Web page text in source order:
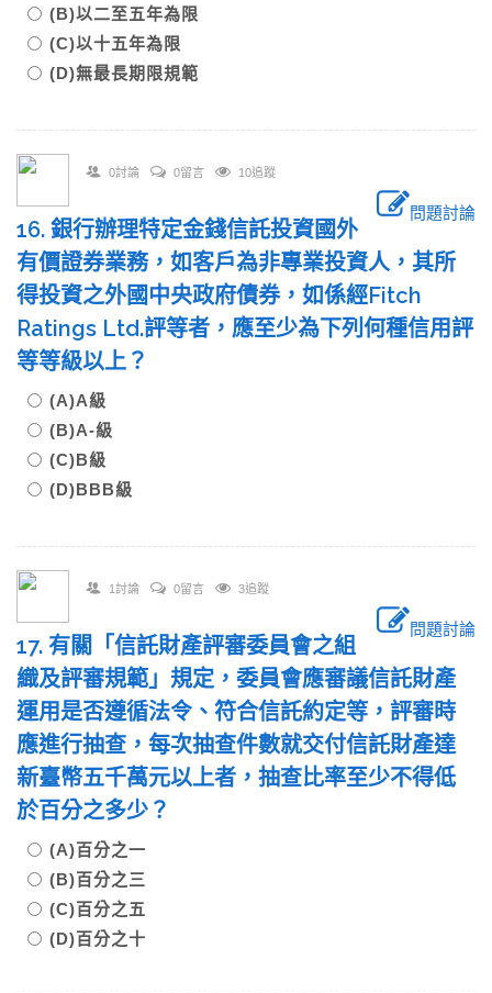
(B)以二至五年為限
(C)以十五年為限
(D)無最長期限規範
0討論 0留言 10追蹤
問題討論
16. 銀行辦理特定金錢信託投資國外
有價證券業務，如客戶為非專業投資人，其所
得投資之外國中央政府債券，如係經Fitch
Ratings Ltd.評等者，應至少為下列何種信用評
等等級以上？
(A)A級
(B)A-級
(C)B級
(D)BBB級
1討論 0留言 3追蹤
問題討論
17. 有關「信託財產評審委員會之組
織及評審規範」規定，委員會應審議信託財產
運用是否遵循法令、符合信託約定等，評審時
應進行抽查，每次抽查件數就交付信託財產達
新臺幣五千萬元以上者，抽查比率至少不得低
於百分之多少？
(A)百分之一
(B)百分之三
(C)百分之五
(D)百分之十